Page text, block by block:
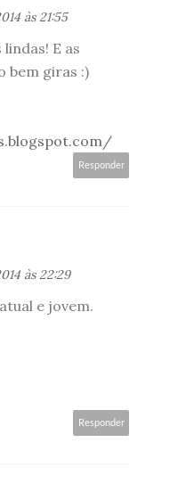
às 21:55
E as
bem giras :)
Responder
às 22:29
e jovem.
Responder